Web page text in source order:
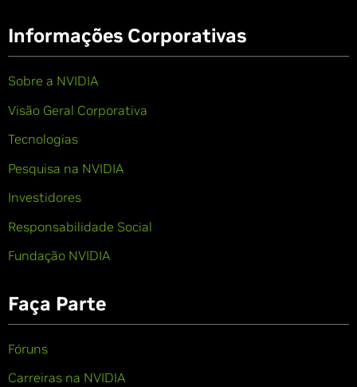
Informações Corporativas
Sobre a NVIDIA
Visão Geral Corporativa
Tecnologias
Pesquisa na NVIDIA
Investidores
Responsabilidade Social
Fundação NVIDIA
Faça Parte
Fóruns
Carreiras na NVIDIA